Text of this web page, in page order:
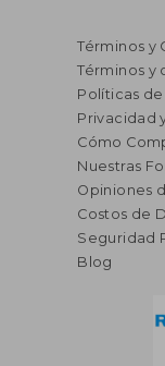
Términos y
Términos y
Políticas
Privacidad
Cómo
Nuestras
Opiniones
Costos de
Seguridad
Blog